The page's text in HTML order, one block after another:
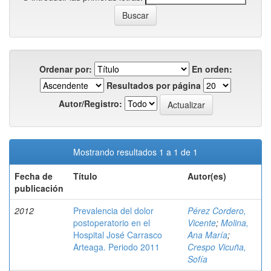
Ordenar por:
En orden:
Resultados por página
Autor/Registro:
Mostrando resultados 1 a 1 de 1
Fecha de
publicación
Título Autor(es)
2012
Prevalencia del dolor
postoperatorio en el
Hospital José Carrasco
Arteaga. Periodo 2011
Pérez Cordero,
Vicente; Molina,
Ana María;
Crespo Vicuña,
Sofía